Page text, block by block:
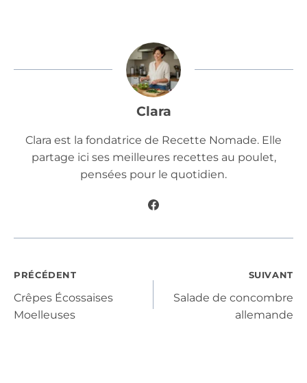
Clara
Clara est la fondatrice de Recette Nomade. Elle
partage ici ses meilleures recettes au poulet,
pensées pour le quotidien.
Navigation
de
PRÉCÉDENT
Crêpes Écossaises
Moelleuses
SUIVANT
Salade de concombre
allemande